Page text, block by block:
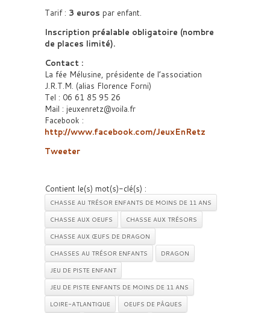
Tarif : 3 euros par enfant.
Inscription préalable obligatoire (nombre
de places limité).
Contact :
La fée Mélusine, présidente de l’association
J.R.T.M. (alias Florence Forni)
Tel : 06 61 85 95 26
Mail : jeuxenretz@voila.fr
Facebook :
http://www.facebook.com/JeuxEnRetz
Tweeter
Contient le(s) mot(s)-clé(s) :
CHASSE AU TRÉSOR ENFANTS DE MOINS DE 11 ANS
CHASSE AUX OEUFS
CHASSE AUX TRÉSORS
CHASSE AUX ŒUFS DE DRAGON
CHASSES AU TRÉSOR ENFANTS
DRAGON
JEU DE PISTE ENFANT
JEU DE PISTE ENFANTS DE MOINS DE 11 ANS
LOIRE-ATLANTIQUE
OEUFS DE PÂQUES